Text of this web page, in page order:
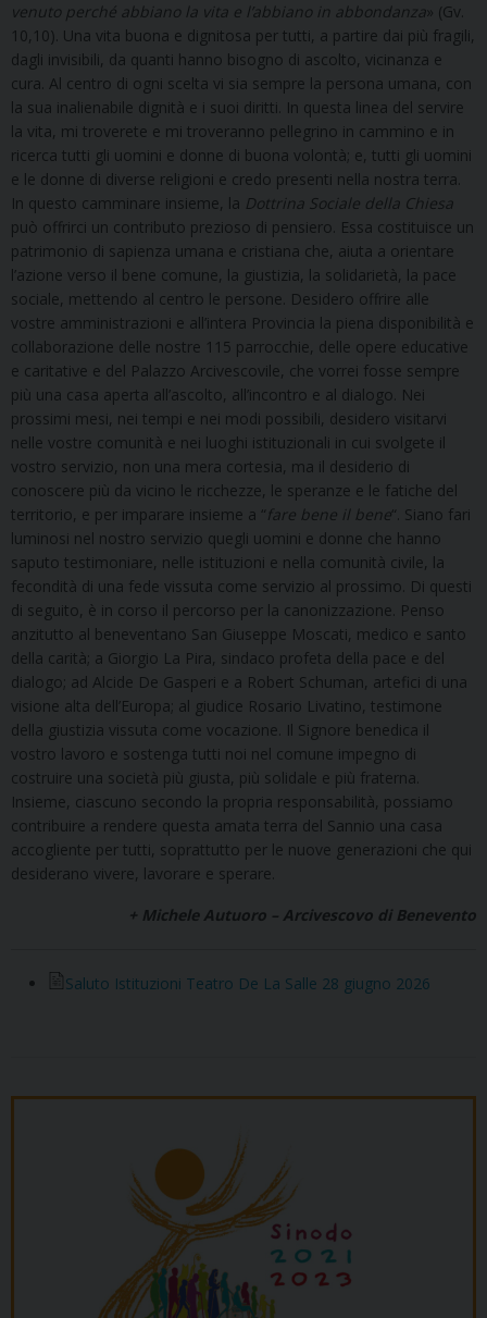
venuto perché abbiano la vita e l’abbiano in abbondanza» (Gv.
10,10). Una vita buona e dignitosa per tutti, a partire dai più fragili,
dagli invisibili, da quanti hanno bisogno di ascolto, vicinanza e
cura. Al centro di ogni scelta vi sia sempre la persona umana, con
la sua inalienabile dignità e i suoi diritti. In questa linea del servire
la vita, mi troverete e mi troveranno pellegrino in cammino e in
ricerca tutti gli uomini e donne di buona volontà; e, tutti gli uomini
e le donne di diverse religioni e credo presenti nella nostra terra.
In questo camminare insieme, la Dottrina Sociale della Chiesa
può offrirci un contributo prezioso di pensiero. Essa costituisce un
patrimonio di sapienza umana e cristiana che, aiuta a orientare
l’azione verso il bene comune, la giustizia, la solidarietà, la pace
sociale, mettendo al centro le persone. Desidero offrire alle
vostre amministrazioni e all’intera Provincia la piena disponibilità e
collaborazione delle nostre 115 parrocchie, delle opere educative
e caritative e del Palazzo Arcivescovile, che vorrei fosse sempre
più una casa aperta all’ascolto, all’incontro e al dialogo. Nei
prossimi mesi, nei tempi e nei modi possibili, desidero visitarvi
nelle vostre comunità e nei luoghi istituzionali in cui svolgete il
vostro servizio, non una mera cortesia, ma il desiderio di
conoscere più da vicino le ricchezze, le speranze e le fatiche del
territorio, e per imparare insieme a “fare bene il bene“. Siano fari
luminosi nel nostro servizio quegli uomini e donne che hanno
saputo testimoniare, nelle istituzioni e nella comunità civile, la
fecondità di una fede vissuta come servizio al prossimo. Di questi
di seguito, è in corso il percorso per la canonizzazione. Penso
anzitutto al beneventano San Giuseppe Moscati, medico e santo
della carità; a Giorgio La Pira, sindaco profeta della pace e del
dialogo; ad Alcide De Gasperi e a Robert Schuman, artefici di una
visione alta dell’Europa; al giudice Rosario Livatino, testimone
della giustizia vissuta come vocazione. Il Signore benedica il
vostro lavoro e sostenga tutti noi nel comune impegno di
costruire una società più giusta, più solidale e più fraterna.
Insieme, ciascuno secondo la propria responsabilità, possiamo
contribuire a rendere questa amata terra del Sannio una casa
accogliente per tutti, soprattutto per le nuove generazioni che qui
desiderano vivere, lavorare e sperare.
+ Michele Autuoro – Arcivescovo di Benevento
Saluto Istituzioni Teatro De La Salle 28 giugno 2026